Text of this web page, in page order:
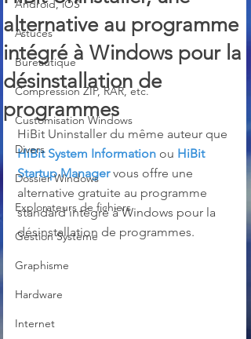
Android, iOS
Astuces
Bureautique
Compression ZIP, RAR, etc.
Customisation Windows
Divers
Dossier Windows
Explorateurs de fichiers
Gestion Système
Graphisme
Hardware
Internet
alternative au programme
intégré à Windows pour la
désinstallation de
programmes
HiBit Uninstaller du même auteur que
HiBit System Information ou HiBit
Startup Manager vous offre une
alternative gratuite au programme
standard intégré à Windows pour la
désinstallation de programmes.